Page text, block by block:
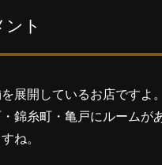
ト
展開しているお店ですよ。
錦糸町・亀戸にルームが
ね。